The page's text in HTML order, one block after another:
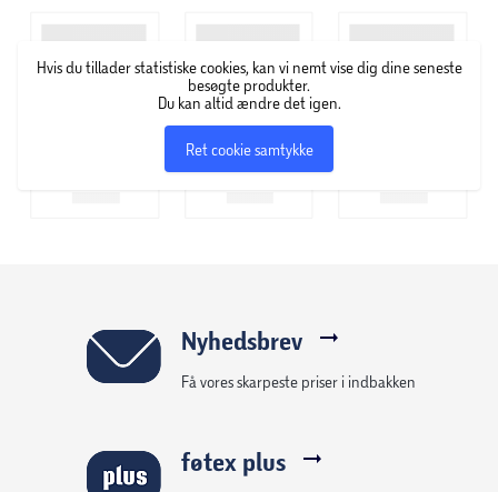
Hvis du tillader statistiske cookies, kan vi nemt vise dig dine seneste
besøgte produkter.
Du kan altid ændre det igen.
Ret cookie samtykke
Nyhedsbrev
Få vores skarpeste priser i indbakken
føtex plus